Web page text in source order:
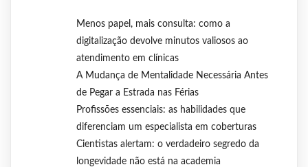
Menos papel, mais consulta: como a
digitalização devolve minutos valiosos ao
atendimento em clínicas
A Mudança de Mentalidade Necessária Antes
de Pegar a Estrada nas Férias
Profissões essenciais: as habilidades que
diferenciam um especialista em coberturas
Cientistas alertam: o verdadeiro segredo da
longevidade não está na academia